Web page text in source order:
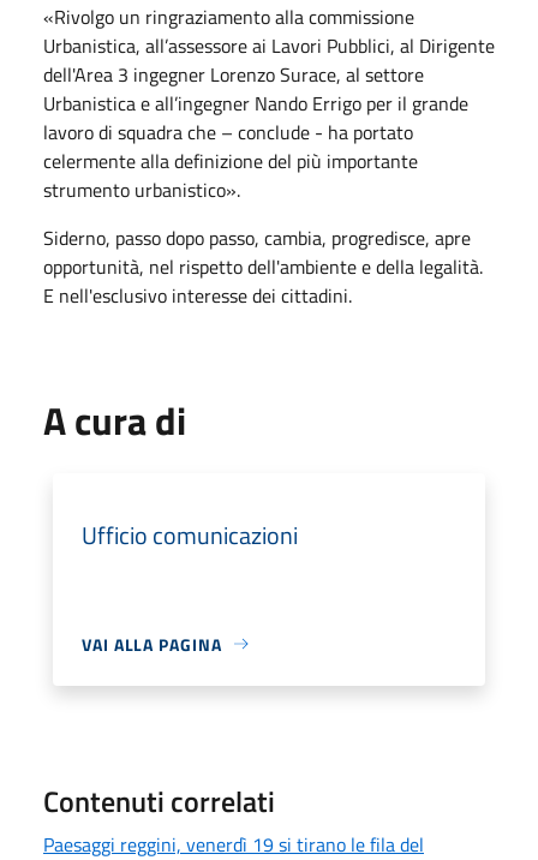
«Rivolgo un ringraziamento alla commissione
Urbanistica, all’assessore ai Lavori Pubblici, al Dirigente
dell'Area 3 ingegner Lorenzo Surace, al settore
Urbanistica e all’ingegner Nando Errigo per il grande
lavoro di squadra che – conclude - ha portato
celermente alla definizione del più importante
strumento urbanistico».
Siderno, passo dopo passo, cambia, progredisce, apre
opportunità, nel rispetto dell'ambiente e della legalità.
E nell'esclusivo interesse dei cittadini.
A cura di
Ufficio comunicazioni
VAI ALLA PAGINA
Contenuti correlati
Paesaggi reggini, venerdì 19 si tirano le fila del